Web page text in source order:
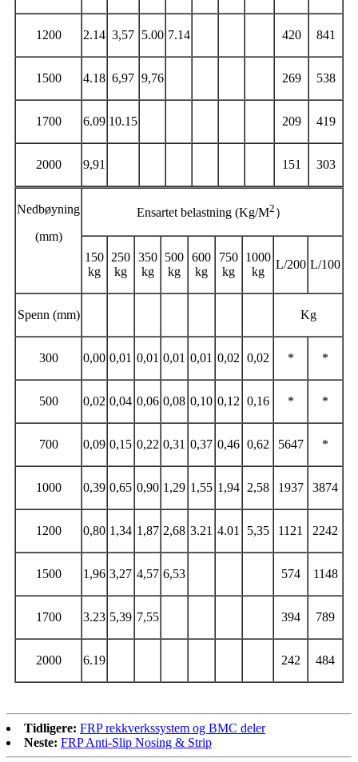
1200 2.14 3,57 5.00 7.14 420 841
1500 4.18 6,97 9,76 269 538
1700 6.09 10.15 209 419
2000 9,91 151 303
Nedbøyning
(mm)
Ensartet belastning (Kg/M2 ）
150
kg
250
kg
350
kg
500
kg
600
kg
750
kg
1000
kg
L/200 L/100
Spenn (mm) Kg
300 0,00 0,01 0,01 0,01 0,01 0,02 0,02 * *
500 0,02 0,04 0,06 0,08 0,10 0,12 0,16 * *
700 0,09 0,15 0,22 0,31 0,37 0,46 0,62 5647 *
1000 0,39 0,65 0,90 1,29 1,55 1,94 2,58 1937 3874
1200 0,80 1,34 1,87 2,68 3.21 4.01 5,35 1121 2242
1500 1,96 3,27 4,57 6,53 574 1148
1700 3.23 5,39 7,55 394 789
2000 6.19 242 484
Tidligere: FRP rekkverkssystem og BMC deler
Neste: FRP Anti-Slip Nosing & Strip